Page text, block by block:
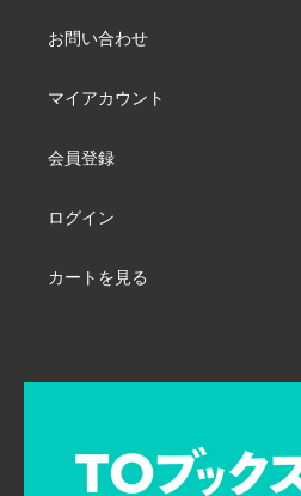
お問い合わせ
マイアカウント
会員登録
ログイン
カートを見る